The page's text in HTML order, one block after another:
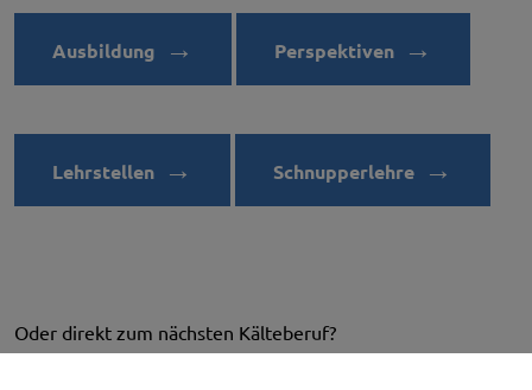
Ausbildung → Perspektiven →
Lehrstellen → Schnupperlehre →
Oder direkt zum nächsten Kälteberuf?